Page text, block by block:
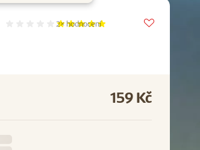
Hodnocení 100%, počet hodnocení:
2× hodnocení
159 Kč